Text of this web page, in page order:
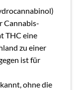
Cannabis-
THC eine
zu einer
ist für
ohne die